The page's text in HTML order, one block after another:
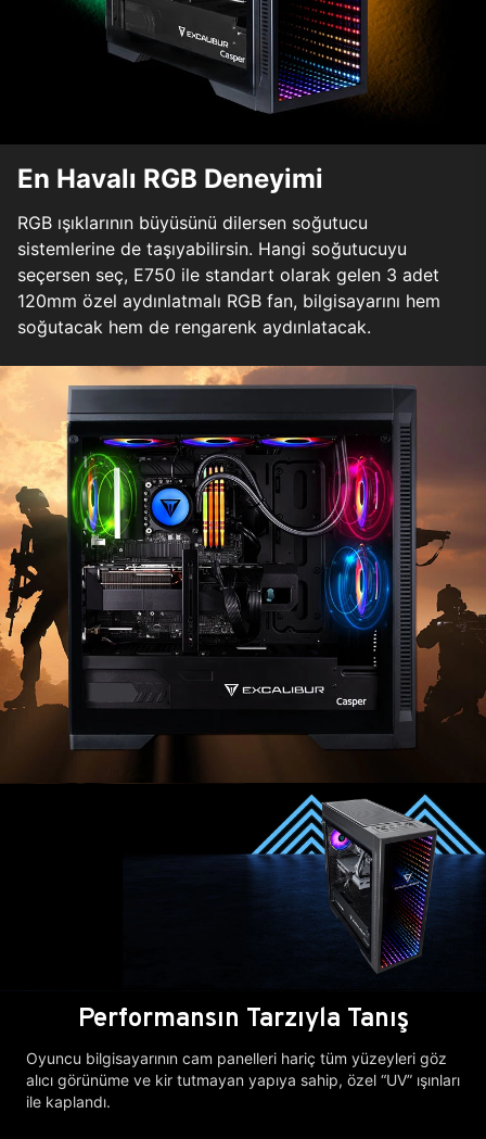
En Havalı RGB Deneyimi
RGB ışıklarının büyüsünü dilersen soğutucu
sistemlerine de taşıyabilirsin. Hangi soğutucuyu
seçersen seç, E750 ile standart olarak gelen 3 adet
120mm özel aydınlatmalı RGB fan, bilgisayarını hem
soğutacak hem de rengarenk aydınlatacak.
Performansın Tarzıyla Tanış
Oyuncu bilgisayarının cam panelleri hariç tüm yüzeyleri göz
alıcı görünüme ve kir tutmayan yapıya sahip, özel “UV” ışınları
ile kaplandı.